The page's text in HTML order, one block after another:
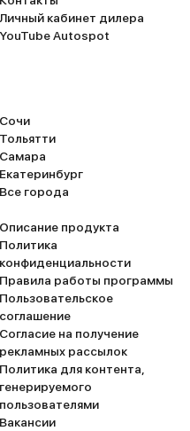
Личный кабинет дилера
YouTube Autospot
Сочи
Тольятти
Самара
Екатеринбург
Все города
Описание продукта
Политика
конфиденциальности
Правила работы программы
Пользовательское
соглашение
Согласие на получение
рекламных рассылок
Политика для контента,
генерируемого
пользователями
Вакансии